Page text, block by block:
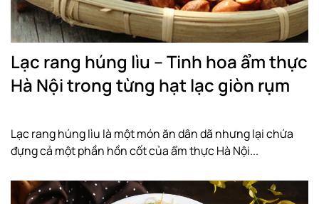
Lạc rang húng lìu – Tinh hoa ẩm thực
Hà Nội trong từng hạt lạc giòn rụm
Lạc rang húng lìu là một món ăn dân dã nhưng lại chứa
đựng cả một phần hồn cốt của ẩm thực Hà Nội...